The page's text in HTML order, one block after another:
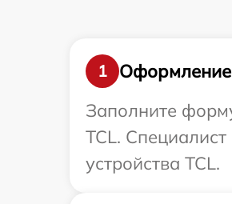
1
Оформление
Заполните
TCL.
устройства TCL.